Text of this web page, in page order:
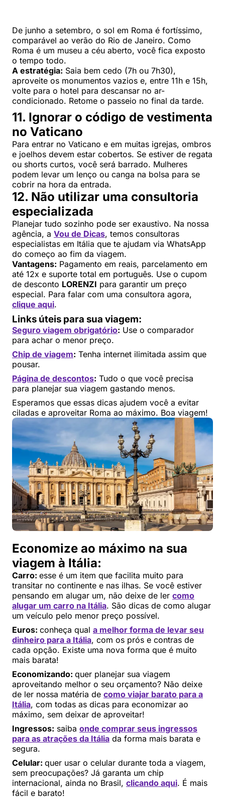
De junho a setembro, o sol em Roma é fortíssimo,
comparável ao verão do Rio de Janeiro. Como
Roma é um museu a céu aberto, você fica exposto
o tempo todo.
A estratégia: Saia bem cedo (7h ou 7h30),
aproveite os monumentos vazios e, entre 11h e 15h,
volte para o hotel para descansar no ar-
condicionado. Retome o passeio no final da tarde.
11. Ignorar o código de vestimenta
no Vaticano
Para entrar no Vaticano e em muitas igrejas, ombros
e joelhos devem estar cobertos. Se estiver de regata
ou shorts curtos, você será barrado. Mulheres
podem levar um lenço ou canga na bolsa para se
cobrir na hora da entrada.
12. Não utilizar uma consultoria
especializada
Planejar tudo sozinho pode ser exaustivo. Na nossa
agência, a Vou de Dicas, temos consultoras
especialistas em Itália que te ajudam via WhatsApp
do começo ao fim da viagem.
Vantagens: Pagamento em reais, parcelamento em
até 12x e suporte total em português. Use o cupom
de desconto LORENZI para garantir um preço
especial. Para falar com uma consultora agora,
clique aqui.
Links úteis para sua viagem:
Seguro viagem obrigatório: Use o comparador
para achar o menor preço.
Chip de viagem: Tenha internet ilimitada assim que
pousar.
Página de descontos: Tudo o que você precisa
para planejar sua viagem gastando menos.
Esperamos que essas dicas ajudem você a evitar
ciladas e aproveitar Roma ao máximo. Boa viagem!
Economize ao máximo na sua
viagem à Itália:
Carro: esse é um item que facilita muito para
transitar no continente e nas ilhas. Se você estiver
pensando em alugar um, não deixe de ler como
alugar um carro na Itália. São dicas de como alugar
um veículo pelo menor preço possível.
Euros: conheça qual a melhor forma de levar seu
dinheiro para a Itália, com os prós e contras de
cada opção. Existe uma nova forma que é muito
mais barata!
Economizando: quer planejar sua viagem
aproveitando melhor o seu orçamento? Não deixe
de ler nossa matéria de como viajar barato para a
Itália, com todas as dicas para economizar ao
máximo, sem deixar de aproveitar!
Ingressos: saiba onde comprar seus ingressos
para as atrações da Itália da forma mais barata e
segura.
Celular: quer usar o celular durante toda a viagem,
sem preocupações? Já garanta um chip
internacional, ainda no Brasil, clicando aqui. É mais
fácil e barato!